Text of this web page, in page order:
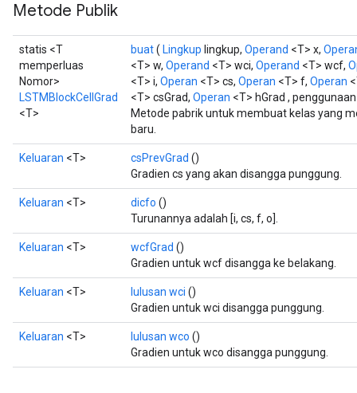
Metode Publik
statis <T
memperluas
Nomor>
LSTMBlockCellGrad
<T>
buat( Lingkup lingkup, Operand <T> x,
<T> w, Operand <T> wci, Operand <T> wcf,
<T> i, Operan <T> cs, Operan <T> f, Operan
<T> csGrad, Operan <T> hGrad ,
Metode pabrik untuk membuat kelas yang
baru.
Keluaran <T> csPrevGrad ()
Gradien cs yang akan disangga punggung.
Keluaran <T> dicfo ()
Turunannya adalah [i, cs, f, o].
Keluaran <T> wcfGrad ()
Gradien untuk wcf disangga ke belakang.
Keluaran <T> lulusan wci ()
Gradien untuk wci disangga punggung.
Keluaran <T> lulusan wco ()
Gradien untuk wco disangga punggung.